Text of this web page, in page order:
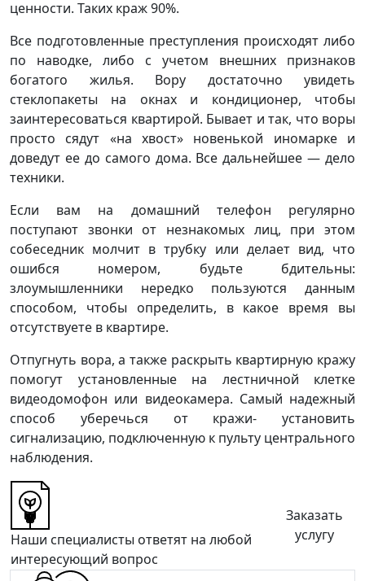
ценности. Таких краж 90%.
Все подготовленные преступления происходят либо
по наводке, либо с учетом внешних признаков
богатого жилья. Вору достаточно увидеть
стеклопакеты на окнах и кондиционер, чтобы
заинтересоваться квартирой. Бывает и так, что воры
просто сядут «на хвост» новенькой иномарке и
доведут ее до самого дома. Все дальнейшее — дело
техники.
Если вам на домашний телефон регулярно
поступают звонки от незнакомых лиц, при этом
собеседник молчит в трубку или делает вид, что
ошибся номером, будьте бдительны:
злоумышленники нередко пользуются данным
способом, чтобы определить, в какое время вы
отсутствуете в квартире.
Отпугнуть вора, а также раскрыть квартирную кражу
помогут установленные на лестничной клетке
видеодомофон или видеокамера. Cамый надежный
способ уберечься от кражи- установить
сигнализацию, подключенную к пульту центрального
наблюдения.
Наши специалисты ответят на любой
интересующий вопрос
Заказать
услугу